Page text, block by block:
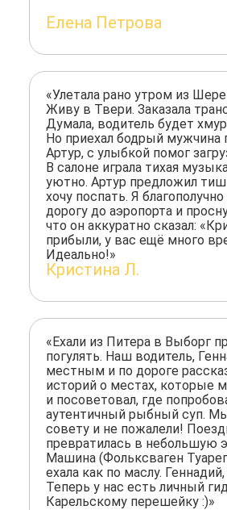
Елена Петрова
«Улетала рано утром из
Живу в Твери. Заказала
Думала, водитель будет
Но приехал бодрый мужчина
Артур, с улыбкой помог
В салоне играла тихая
уютно. Артур предложил
хочу поспать. Я
дорогу до аэропорта и
что он аккуратно сказал:
прибыли, у вас ещё много
Идеально!»
Кристина Л.
«Ехали из Питера в Выборг
погулять. Наш водитель,
местным и по дороге
историй о местах, которые
и посоветовал, где
аутентичный рыбный суп.
совету и не пожалели!
превратилась в небольшую
Машина (Фольксваген
ехала как по маслу.
Теперь у нас есть личный
Карельскому перешейку :)»